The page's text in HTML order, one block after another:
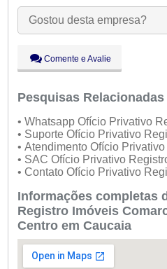
Ter:
09:00 - 18:00
Qua:
09:00 - 18:00
Sex:
09:00 - 18:00
Sáb:
Fechado
Dom:
Fechado
Gostou desta empresa?
Comente e Avalie
Pesquisas Relacionadas
• Whatsapp Ofício Privativo
de Caucaia
• Suporte Ofício Privativo
Caucaia
• Atendimento Ofício
Comarca de Caucaia
• SAC Ofício Privativo
Caucaia
• Contato Ofício Privativo
Informações completas
Registro Imóveis
Centro em Caucaia